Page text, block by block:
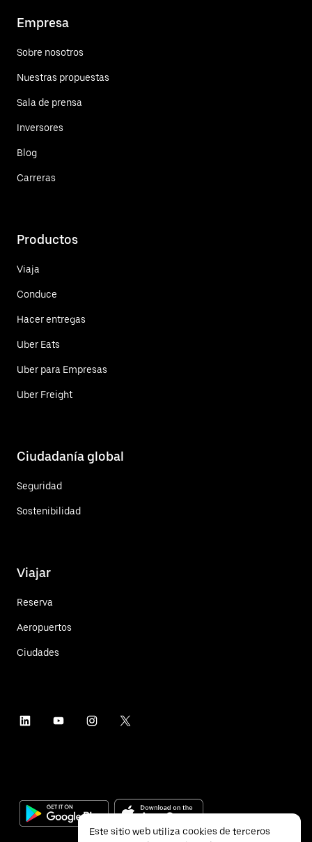
Empresa
Sobre nosotros
Nuestras propuestas
Sala de prensa
Inversores
Blog
Carreras
Productos
Viaja
Conduce
Hacer entregas
Uber Eats
Uber para Empresas
Uber Freight
Ciudadanía global
Seguridad
Sostenibilidad
Viajar
Reserva
Aeropuertos
Ciudades
Este sitio web utiliza cookies de terceros